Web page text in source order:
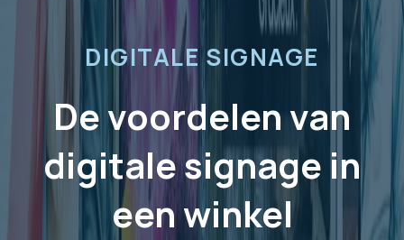
DIGITALE SIGNAGE
De voordelen van
digitale signage in
een winkel